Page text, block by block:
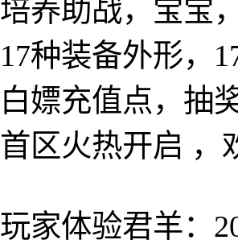
培养助战，宝宝
17种装备外形，
白嫖充值点，抽
首区火热开启 ，
玩家体验君羊：